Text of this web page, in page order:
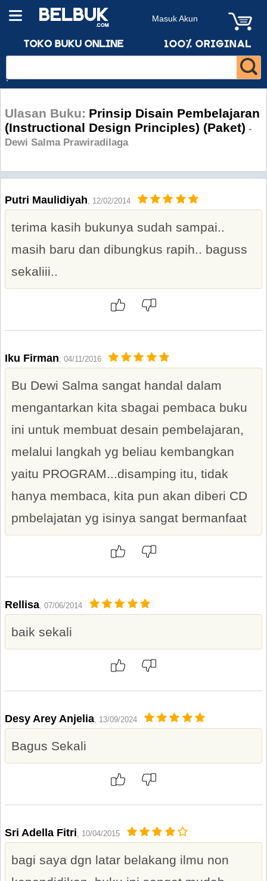
Masuk Akun
Ulasan Buku: Prinsip Disain Pembelajaran
(Instructional Design Principles) (Paket) -
Dewi Salma Prawiradilaga
Putri Maulidiyah , 12/02/2014
terima kasih bukunya sudah sampai..
masih baru dan dibungkus rapih.. baguss
sekaliii..
Iku Firman , 04/11/2016
Bu Dewi Salma sangat handal dalam
mengantarkan kita sbagai pembaca buku
ini untuk membuat desain pembelajaran,
melalui langkah yg beliau kembangkan
yaitu PROGRAM...disamping itu, tidak
hanya membaca, kita pun akan diberi CD
pmbelajatan yg isinya sangat bermanfaat
Rellisa , 07/06/2014
baik sekali
Desy Arey Anjelia , 13/09/2024
Bagus Sekali
Sri Adella Fitri , 10/04/2015
bagi saya dgn latar belakang ilmu non